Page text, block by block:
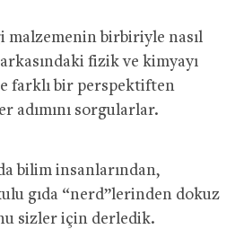
malzemenin birbiriyle nasıl
fizik ve kimyayı
farklı bir perspektiften
adımını sorgularlar.
bilim insanlarından,
gıda “nerd”lerinden dokuz
sizler için derledik.